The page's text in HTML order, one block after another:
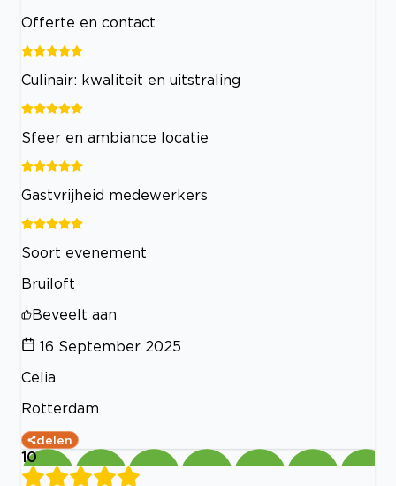
Offerte en contact
Culinair: kwaliteit en uitstraling
Sfeer en ambiance locatie
Gastvrijheid medewerkers
Soort evenement
Bruiloft
Beveelt aan
16 September 2025
Celia
Rotterdam
delen
10